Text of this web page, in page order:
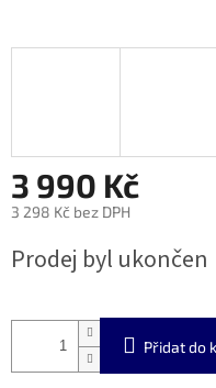
3 990 Kč
3 298 Kč bez DPH
cena:
Prodej byl ukončen
Přidat do